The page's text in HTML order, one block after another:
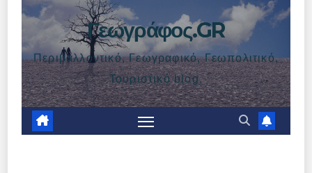
Γεωγράφος.GR
Περιβαλλοντικό, Γεωγραφικό, Γεωπολιτικό,
Τουριστικό blog.